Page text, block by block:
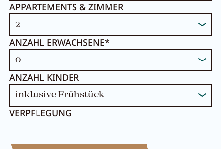
APPARTEMENTS & ZIMMER
VERPFLEGUNG
ANZAHL ERWACHSENE*
ANZAHL KINDER